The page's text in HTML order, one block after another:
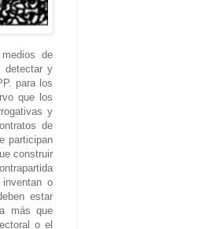
de
detectar y
para los
que los
y
de
participan
construir
o
estar
más que
o el